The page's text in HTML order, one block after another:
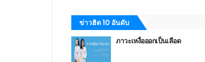
ข่าวฮิต 10 อันดับ
ภาวะเหงื่อออกเป็นเลือด